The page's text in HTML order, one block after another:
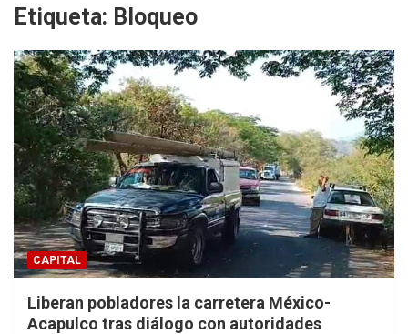
Etiqueta: Bloqueo
CAPITAL
Liberan pobladores la carretera México-
Acapulco tras diálogo con autoridades